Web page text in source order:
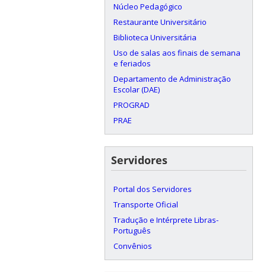
Núcleo Pedagógico
Restaurante Universitário
Biblioteca Universitária
Uso de salas aos finais de semana
e feriados
Departamento de Administração
Escolar (DAE)
PROGRAD
PRAE
Servidores
Portal dos Servidores
Transporte Oficial
Tradução e Intérprete Libras-
Português
Convênios